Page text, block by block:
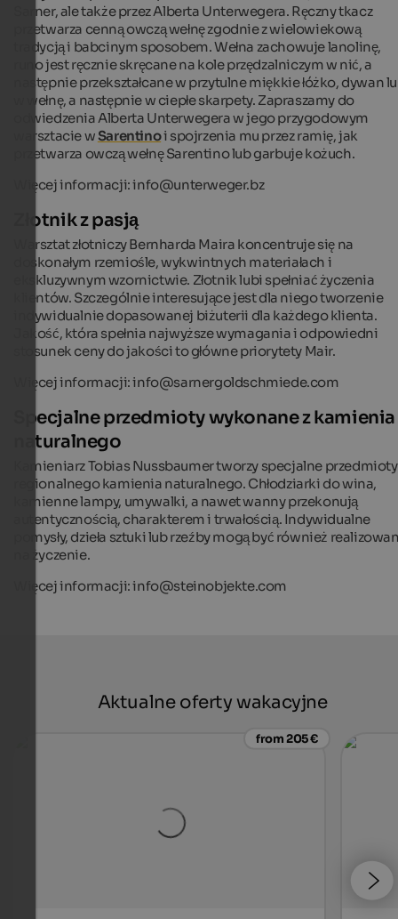
Sarner, ale także przez Alberta Unterwegera. Ręczny tkacz
przetwarza cenną owczą wełnę zgodnie z wielowiekową
tradycją i babcinym sposobem. Wełna zachowuje lanolinę,
runo jest ręcznie skręcane na kole przędzalniczym w nić, a
następnie przekształcane w przytulne miękkie łóżko, dywan
w wełnę, a następnie w ciepłe skarpety. Zapraszamy do
odwiedzenia Alberta Unterwegera w jego przygodowym
warsztacie wSarentinoi spojrzenia mu przez ramię, jak
przetwarza owczą wełnę Sarentino lub garbuje kożuch.
Więcej informacji: info@unterweger.bz
Złotnik z pasją
Warsztat złotniczy Bernharda Maira koncentruje się na
doskonałym rzemiośle, wykwintnych materiałach i
ekskluzywnym wzornictwie. Złotnik lubi spełniać życzenia
klientów. Szczególnie interesujące jest dla niego tworzenie
indywidualnie dopasowanej biżuterii dla każdego klienta.
Jakość, która spełnia najwyższe wymagania i odpowiedni
stosunek ceny do jakości to główne priorytety Mair.
Więcej informacji: info@sarnergoldschmiede.com
Specjalne przedmioty wykonane z kamienia
naturalnego
Kamieniarz Tobias Nussbaumer tworzy specjalne przedmioty
regionalnego kamienia naturalnego. Chłodziarki do wina,
kamienne lampy, umywalki, a nawet wanny przekonują
autentycznością, charakterem i trwałością. Indywidualne
pomysły, dzieła sztuki lub rzeźby mogą być również
na życzenie.
Więcej informacji: info@steinobjekte.com
Aktualne oferty wakacyjne
from 205 €